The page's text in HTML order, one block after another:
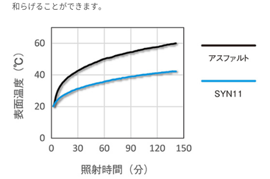
和らげることができます。